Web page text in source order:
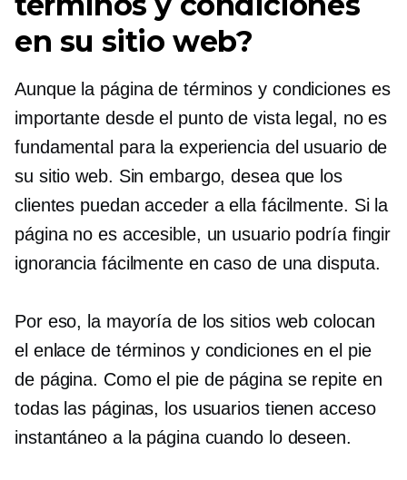
en su sitio web?
Aunque la página de términos y condiciones es
importante desde el punto de vista legal, no es
fundamental para la experiencia del usuario de
su sitio web. Sin embargo, desea que los
clientes puedan acceder a ella fácilmente. Si la
página no es accesible, un usuario podría fingir
ignorancia fácilmente en caso de una disputa.
Por eso, la mayoría de los sitios web colocan
el enlace de términos y condiciones en el pie
de página. Como el pie de página se repite en
todas las páginas, los usuarios tienen acceso
instantáneo a la página cuando lo deseen.